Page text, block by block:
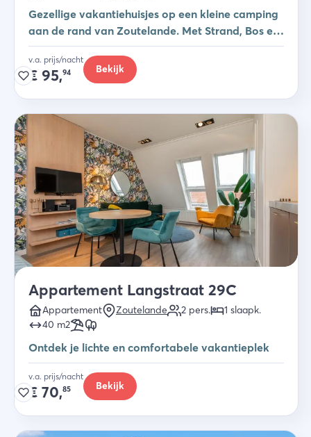
Gezellige vakantiehuisjes op een kleine camping
aan de rand van Zoutelande. Met Strand, Bos en
Zee op loopafstand!
v.a. prijs/nacht
€ 95,94 Bekijk
Appartement Langstraat 29C
Appartement Zoutelande 2 pers. 1 slaapk.
40 m2
Ontdek je lichte en comfortabele vakantieplek
v.a. prijs/nacht
€ 70,85 Bekijk